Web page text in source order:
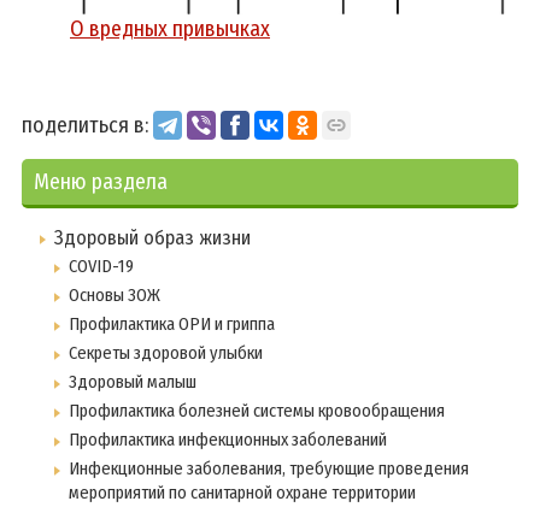
О вредных привычках
поделиться в:
Меню раздела
Здоровый образ жизни
COVID-19
Основы ЗОЖ
Профилактика ОРИ и гриппа
Секреты здоровой улыбки
Здоровый малыш
Профилактика болезней системы кровообращения
Профилактика инфекционных заболеваний
Инфекционные заболевания, требующие проведения
мероприятий по санитарной охране территории